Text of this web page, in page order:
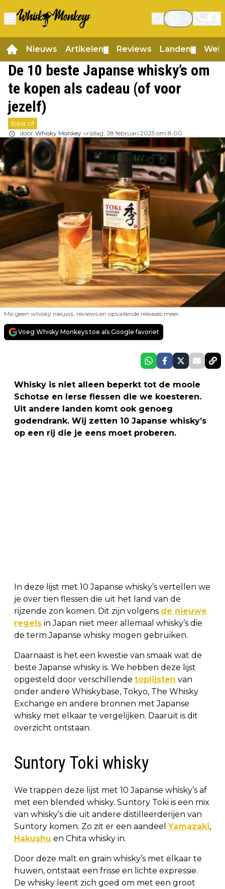
Nieuws Artikelen Reviews Landen
De 10 beste Japanse whisky’s om
te kopen als cadeau (of voor
jezelf)
Best of
door Whisky Monkey vrijdag, 28 februari 2025 om 8:00
Mis geen whisky nieuws, reviews en opvallende releases meer.
Voeg Whisky Monkeys toe als Google favoriet
Whisky is niet alleen beperkt tot de mooie
Schotse en Ierse flessen die we koesteren.
Uit andere landen komt ook genoeg
godendrank. Wij zetten 10 Japanse whisky’s
op een rij die je eens moet proberen.
In deze lijst met 10 Japanse whisky’s vertellen we
je over tien flessen die uit het land van de
rijzende zon komen. Dit zijn volgens de nieuwe
regels in Japan niet meer allemaal whisky’s die
de term Japanse whisky mogen gebruiken.
Daarnaast is het een kwestie van smaak wat de
beste Japanse whisky is. We hebben deze lijst
opgesteld door verschillende toplijsten van
onder andere Whiskybase, Tokyo, The Whisky
Exchange en andere bronnen met Japanse
whisky met elkaar te vergelijken. Daaruit is dit
overzicht ontstaan.
Suntory Toki whisky
We trappen deze lijst met 10 Japanse whisky’s af
met een blended whisky. Suntory Toki is een mix
van whisky’s die uit andere distilleerderijen van
Suntory komen. Zo zit er een aandeel Yamazaki,
Hakushu en Chita whisky in.
Door deze malt en grain whisky’s met elkaar te
huwen, ontstaat een frisse en lichte expressie.
De whisky leent zich goed om met een groot